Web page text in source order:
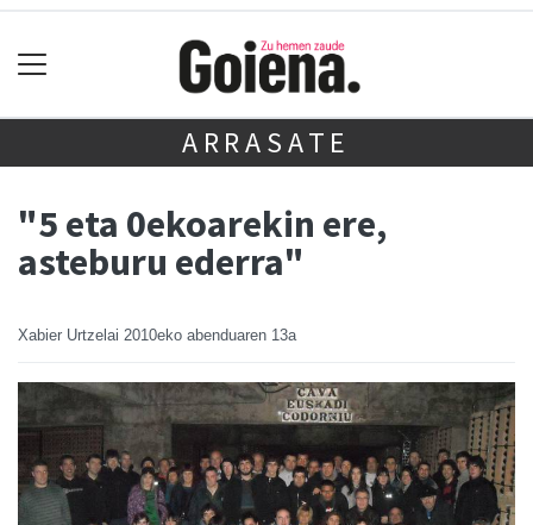
ARRASATE
"5 eta 0ekoarekin ere,
asteburu ederra"
Xabier Urtzelai 2010eko abenduaren 13a